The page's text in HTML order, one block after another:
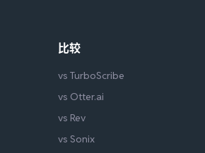
比较
vs TurboScribe
vs Otter.ai
vs Rev
vs Sonix